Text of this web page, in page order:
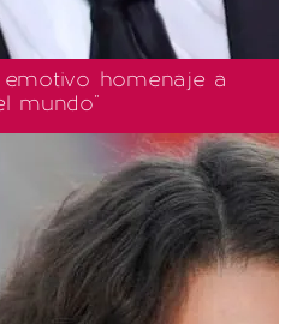
emotivo homenaje a
mundo"